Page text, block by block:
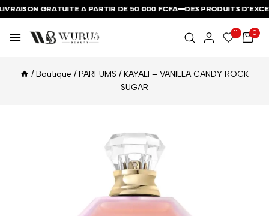
GRATUITE A PARTIR DE 50 000 FCFA DES PRODUITS
GRATUITE A PARTIR DE 50 000 FCFA DES PRODUITS
GRATUITE A PARTIR DE 50 000 FCFA DES PRODUITS
11 0
/ Boutique / PARFUMS / KAYALI – VANILLA CANDY ROCK
SUGAR